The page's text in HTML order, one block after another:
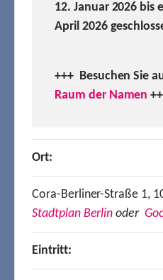
12. Januar 2026 bis
April 2026
+++ Besuchen Sie
Raum der Namen
Ort:
Cora-Berliner-Straße 1,
Stadtplan Berlin oder
Eintritt: